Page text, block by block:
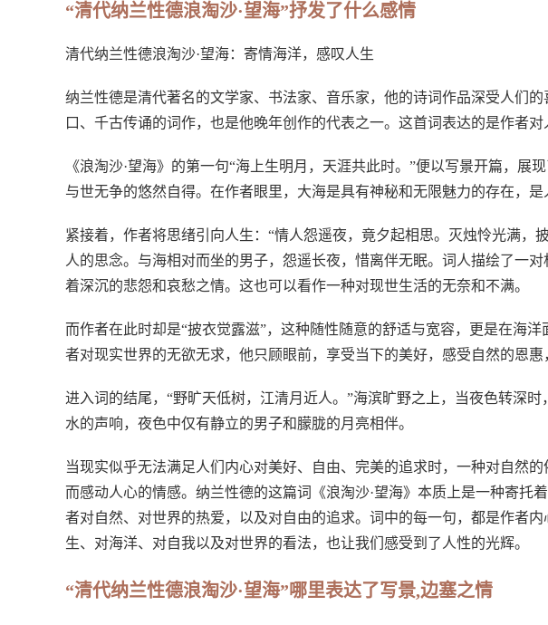
“清代纳兰性德浪淘沙·望海”抒发了什么感情
清代纳兰性德浪淘沙·望海：寄情海洋，感叹人生
纳兰性德是清代著名的文学家、书法家、音乐家，他的诗词作品深受人们
口、千古传诵的词作，也是他晚年创作的代表之一。这首词表达的是作者
《浪淘沙·望海》的第一句“海上生明月，天涯共此时。”便以写景开篇，展
与世无争的悠然自得。在作者眼里，大海是具有神秘和无限魅力的存在，是
紧接着，作者将思绪引向人生：“情人怨遥夜，竟夕起相思。灭烛怜光满，
人的思念。与海相对而坐的男子，怨遥长夜，惜离伴无眠。词人描绘了一
着深沉的悲怨和哀愁之情。这也可以看作一种对现世生活的无奈和不满。
而作者在此时却是“披衣觉露滋”，这种随性随意的舒适与宽容，更是在海
者对现实世界的无欲无求，他只顾眼前，享受当下的美好，感受自然的恩惠
进入词的结尾，“野旷天低树，江清月近人。”海滨旷野之上，当夜色转深
水的声响，夜色中仅有静立的男子和朦胧的月亮相伴。
当现实似乎无法满足人们内心对美好、自由、完美的追求时，一种对自然
而感动人心的情感。纳兰性德的这篇词《浪淘沙·望海》本质上是一种寄托
者对自然、对世界的热爱，以及对自由的追求。词中的每一句，都是作者
生、对海洋、对自我以及对世界的看法，也让我们感受到了人性的光辉。
“清代纳兰性德浪淘沙·望海”哪里表达了写景,边塞之情